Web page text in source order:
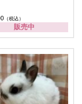
（税込）
販売中